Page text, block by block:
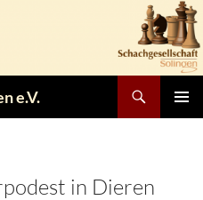
e.V.
in Dieren